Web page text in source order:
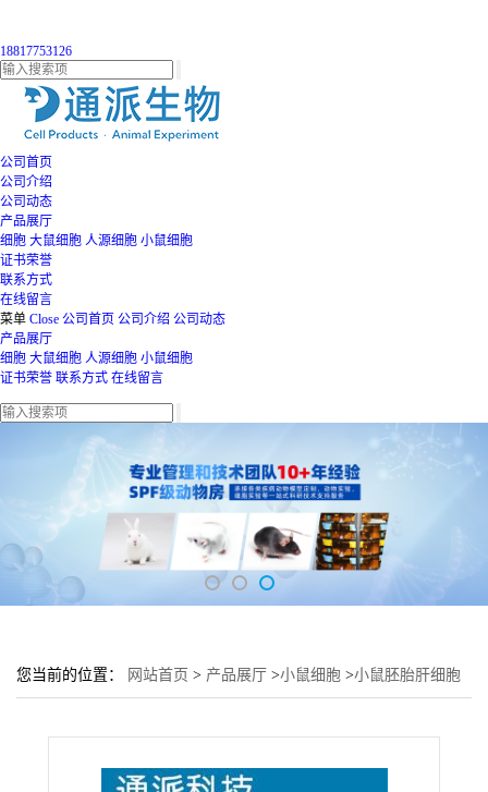
18817753126
公司首页
公司介绍
公司动态
产品展厅
细胞 大鼠细胞 人源细胞 小鼠细胞
证书荣誉
联系方式
在线留言
菜单 Close 公司首页 公司介绍 公司动态
产品展厅
细胞 大鼠细胞 人源细胞 小鼠细胞
证书荣誉 联系方式 在线留言
您当前的位置： 网站首页 > 产品展厅 >小鼠细胞 >小鼠胚胎肝细胞